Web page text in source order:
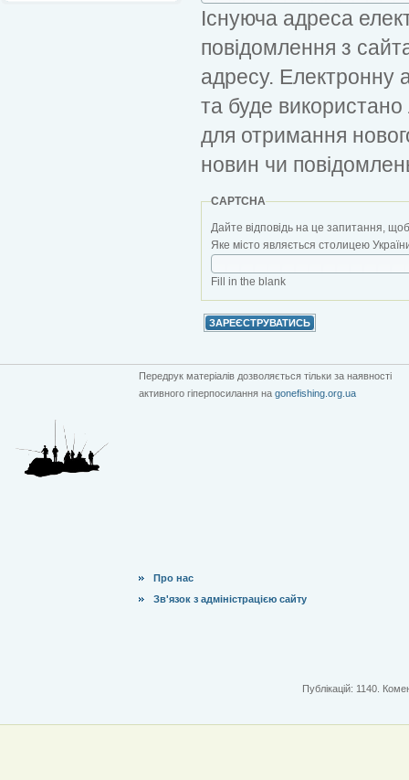
Існуюча адреса
повідомлення з
адресу. Електронну
та буде
для отримання
новин чи
CAPTCHA
Дайте відповідь на це запитання,
Яке місто являється столицею
Fill in the blank
Передрук матеріалів дозволяється тільки за наявності
активного гіперпосилання на gonefishing.org.ua
Про нас
Зв'язок з адміністрацією сайту
Публікацій: 1140.